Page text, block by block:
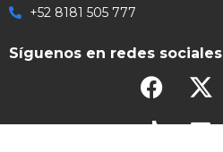
+52 8181 505 777
Síguenos en redes sociales